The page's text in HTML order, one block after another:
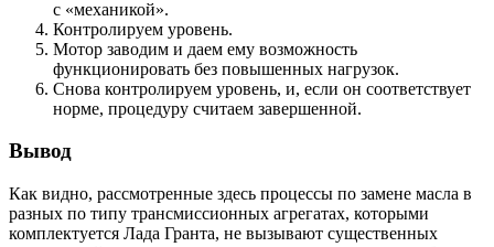
с «механикой».
Контролируем уровень.
Мотор заводим и даем ему возможность
функционировать без повышенных нагрузок.
Снова контролируем уровень, и, если он соответствует
норме, процедуру считаем завершенной.
Вывод
Как видно, рассмотренные здесь процессы по замене масла в
разных по типу трансмиссионных агрегатах, которыми
комплектуется Лада Гранта, не вызывают существенных